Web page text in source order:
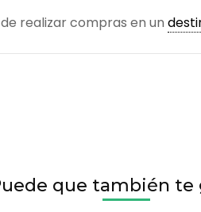
realizar compras en un
que también te